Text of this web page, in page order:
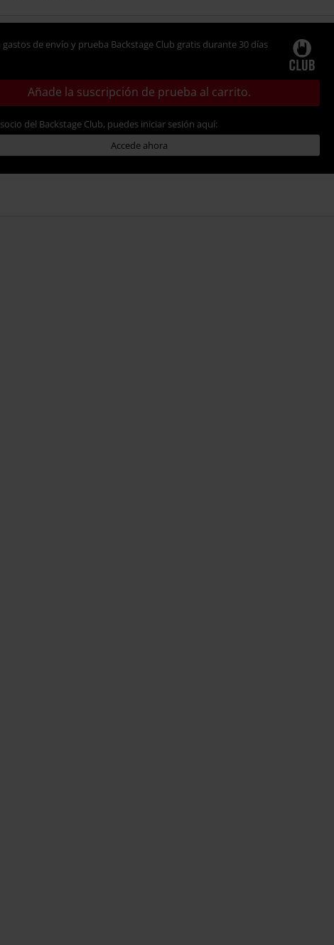
de envío y prueba Backstage Club gratis durante 30 días
Añade la suscripción de prueba al carrito.
del Backstage Club, puedes iniciar sesión aquí:
Accede ahora